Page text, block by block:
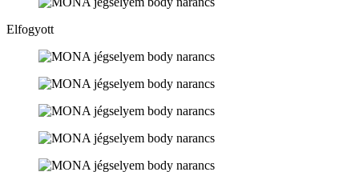
Elfogyott